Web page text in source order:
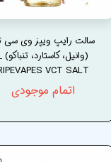
سالت رایپ ویپز وی سی
(وانیل، کاستارد، تنباکو)
VCT SALT
اتمام موجودی